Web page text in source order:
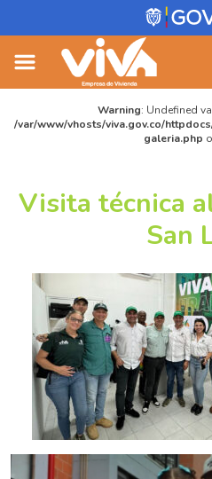
content
Warning: Undefined
/var/www/vhosts/viva.gov.co/
galeria.php
Visita técnica
San